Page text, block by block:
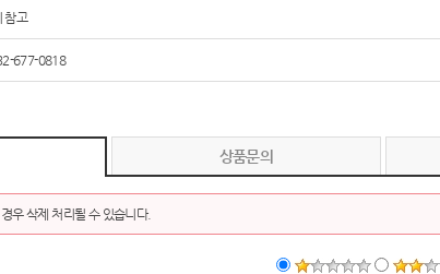
참고
677-0818
상품문의
우 삭제 처리될 수 있습니다.